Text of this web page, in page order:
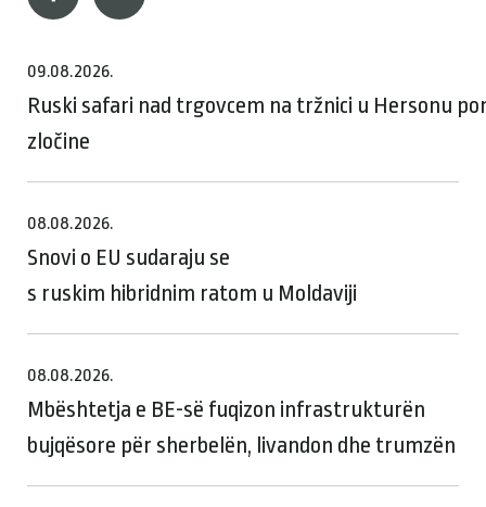
09.08.2026.
Ruski safari nad trgovcem na tržnici u Hersonu
zločine
08.08.2026.
Snovi o EU sudaraju se
s ruskim hibridnim ratom u Moldaviji
08.08.2026.
Mbështetja e BE-së fuqizon infrastrukturën
bujqësore për sherbelën, livandon dhe trumzën